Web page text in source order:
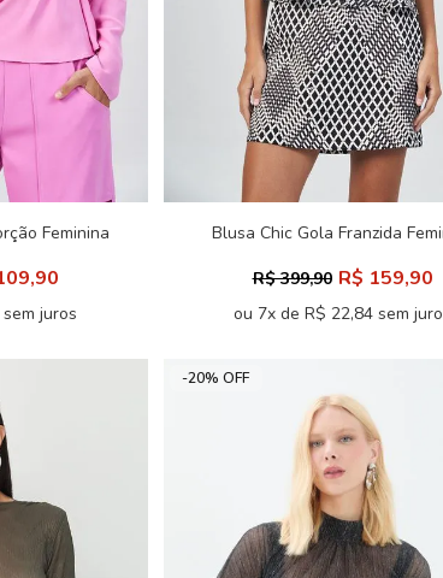
Feminina
juros
Blusa Chic Gola Franzida
R$ 399,90 R$ 159,90
ou 7x de R$ 22,84 sem
-20% OFF